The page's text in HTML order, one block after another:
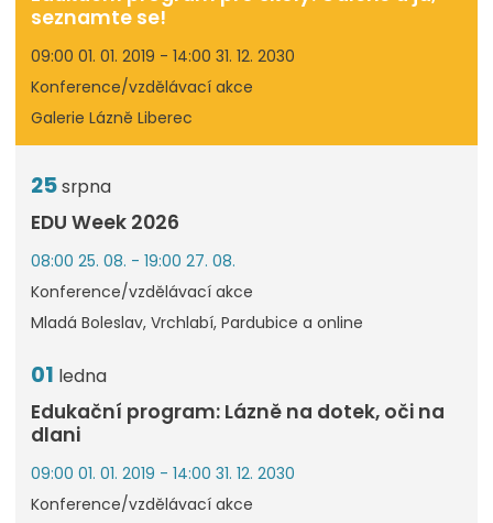
seznamte se!
09:00 01. 01. 2019 - 14:00 31. 12. 2030
Konference/vzdělávací akce
Galerie Lázně Liberec
25srpna
EDU Week 2026
08:00 25. 08. - 19:00 27. 08.
Konference/vzdělávací akce
Mladá Boleslav, Vrchlabí, Pardubice a online
01 ledna
Edukační program: Lázně na dotek, oči na
dlani
09:00 01. 01. 2019 - 14:00 31. 12. 2030
Konference/vzdělávací akce